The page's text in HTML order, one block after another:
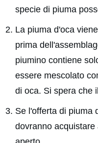
specie di piuma
La piuma d'oca
prima
piumino contiene
essere mescolato
di oca. Si spera che
Se l'offerta di piuma
dovranno